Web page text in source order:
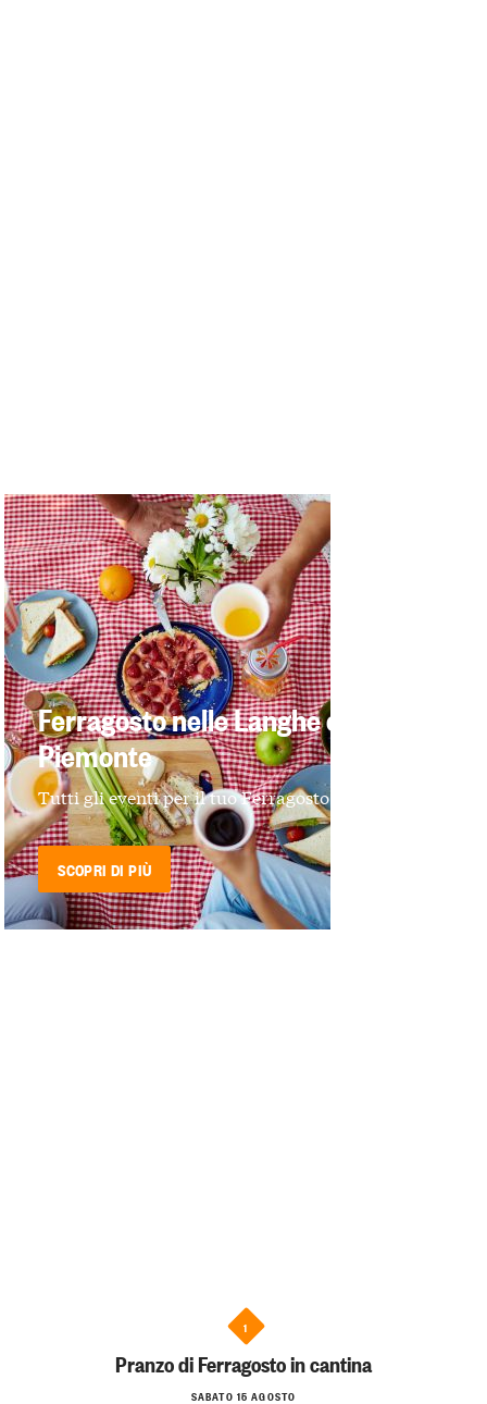
Ferragosto nelle Langhe e in
Piemonte
Tutti gli eventi per il tuo Ferragosto!
SCOPRI DI PIÙ
1
Pranzo di Ferragosto in cantina
SABATO 15 AGOSTO